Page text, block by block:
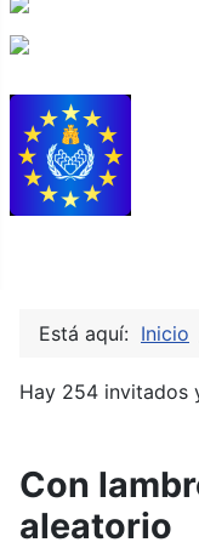
Está aquí: Inicio
Hay 254 invitados
Con
aleatorio